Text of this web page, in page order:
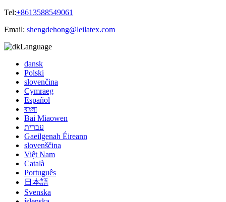
Tel:+8613588549061
Email: shengdehong@leilatex.com
Language
dansk
Polski
slovenčina
Cymraeg
Español
বাংলা
Bai Miaowen
עברית
Gaeilgenah Éireann
slovenščina
Việt Nam
Català
Português
日本語
Svenska